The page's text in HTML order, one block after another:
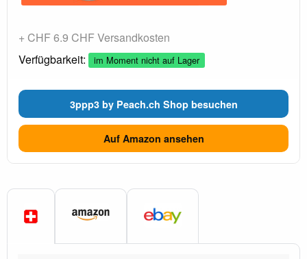
+ CHF 6.9 CHF Versandkosten
Verfügbarkeit:
im Moment nicht auf Lager
3ppp3 by Peach.ch Shop besuchen
Auf Amazon ansehen